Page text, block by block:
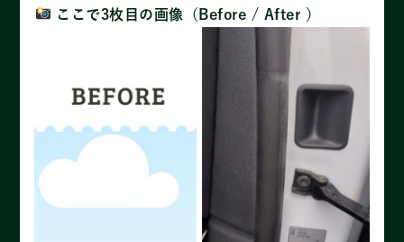
ここで3枚目の画像（Before / After ）